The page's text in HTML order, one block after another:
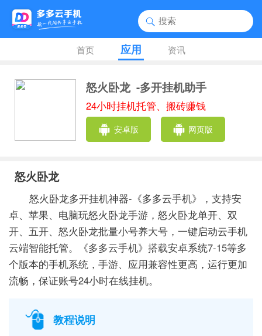
首页 应用 资讯
怒火卧龙 -多开挂机助手
24小时挂机托管、搬砖赚钱
安卓版 网页版
怒火卧龙
怒火卧龙多开挂机神器-《多多云手机》，支持安
卓、苹果、电脑玩怒火卧龙手游，怒火卧龙单开、双
开、五开、怒火卧龙批量小号养大号，一键启动云手机
云端智能托管。《多多云手机》搭载安卓系统7-15等多
个版本的手机系统，手游、应用兼容性更高，运行更加
流畅，保证账号24小时在线挂机。
教程说明